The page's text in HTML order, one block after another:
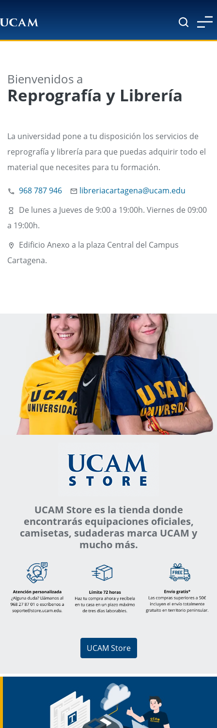
Bienvenidos a
Reprografía y Librería
La universidad pone a tu disposición los servicios de
reprografía y librería para que puedas adquirir todo el
material que necesites para tu formación.
968 787 946
libreriacartagena@ucam.edu
De lunes a Jueves de 9:00 a 19:00h. Viernes de 09:00
a 19:00h.
Edificio Anexo a la plaza Central del Campus
Cartagena.
UCAM Store es la tienda donde
encontrarás equipaciones oficiales,
camisetas, sudaderas marca UCAM y
mucho más.
UCAM Store